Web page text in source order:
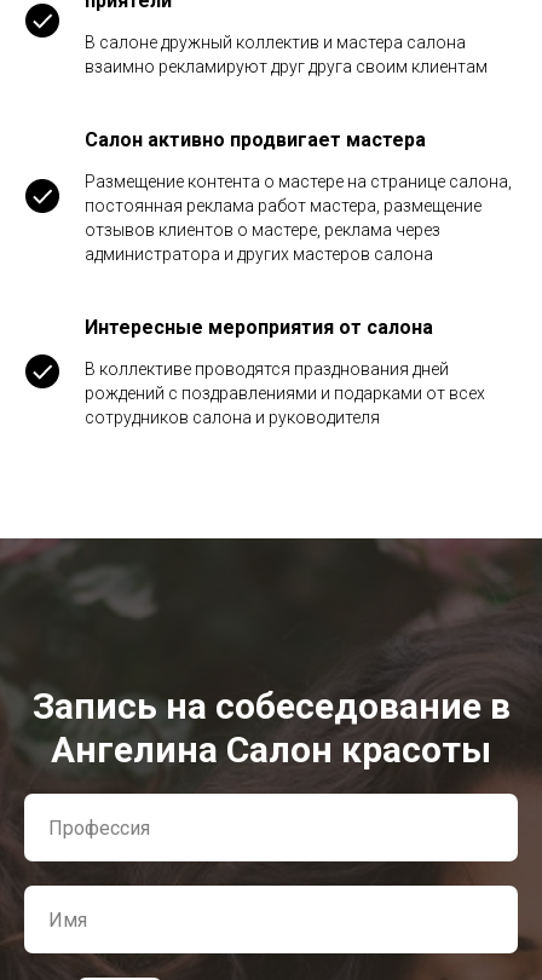
В салоне дружный коллектив и мастера салона
взаимно рекламируют друг друга своим клиентам
Салон активно продвигает мастера
Размещение контента о мастере на странице салона,
постоянная реклама работ мастера, размещение
отзывов клиентов о мастере, реклама через
администратора и других мастеров салона
Интересные мероприятия от салона
В коллективе проводятся празднования дней
рождений с поздравлениями и подарками от всех
сотрудников салона и руководителя
Запись на собеседование в
Ангелина Салон красоты